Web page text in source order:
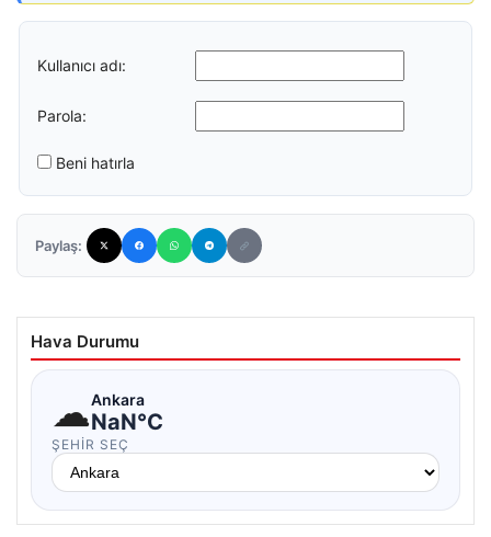
Kullanıcı adı:
Parola:
Beni hatırla
Paylaş:
Hava Durumu
☁Ankara
NaN°C
ŞEHIR SEÇ